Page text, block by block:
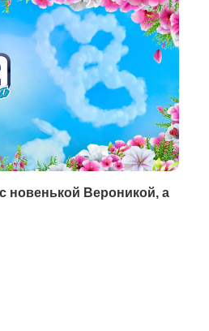
новенькой Вероникой, а